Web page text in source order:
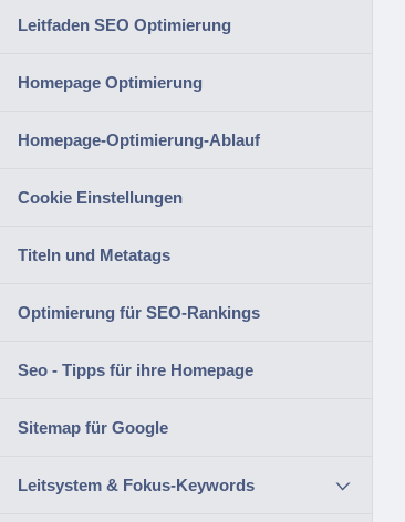
Leitfaden SEO Optimierung
Homepage Optimierung
Homepage-Optimierung-Ablauf
Cookie Einstellungen
Titeln und Metatags
Optimierung für SEO-Rankings
Seo - Tipps für ihre Homepage
Sitemap für Google
Leitsystem & Fokus-Keywords